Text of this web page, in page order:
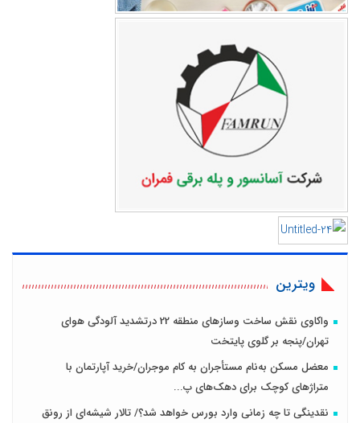
ویترین
واکاوی نقش ساخت وسازهای منطقه 22 درتشدید آلودگی هوای
تهران/پنجه بر گلوی پایتخت
معضل مسکن به‌نام مستأجران به کام موجران/خرید آپارتمان با
متراژهای کوچک برای دهک‌های پ...
نقدینگی تا چه زمانی وارد بورس خواهد شد؟/ تالار شیشه‌ای از رونق